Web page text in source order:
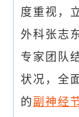
度重视，
外科张志
专家团队
状况，全
的副神经